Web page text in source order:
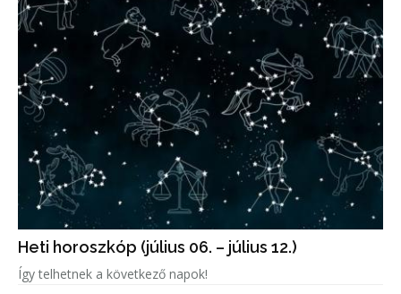
Heti horoszkóp (július 06. – július 12.)
Így telhetnek a következő napok!